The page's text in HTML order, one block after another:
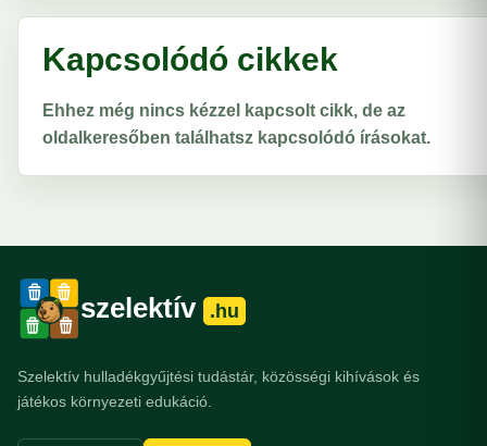
Kapcsolódó cikkek
Ehhez még nincs kézzel kapcsolt cikk, de az
oldalkeresőben találhatsz kapcsolódó írásokat.
szelektív .hu
Szelektív hulladékgyűjtési tudástár, közösségi kihívások és
játékos környezeti edukáció.